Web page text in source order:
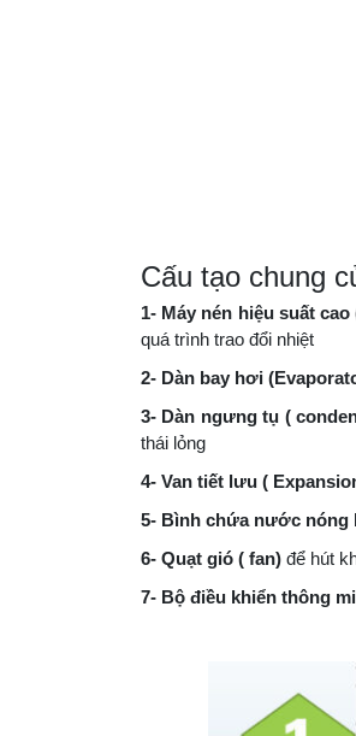
Cấu tạo chung
1- Máy nén hiệu suất
quá trình trao đổi nhiệt
2- Dàn bay hơi
3- Dàn ngưng tụ (
thái lỏng
4- Van tiết lưu (
5- Bình chứa nước nóng
6- Quạt gió ( fan)để hút
7- Bộ điều khiển thông